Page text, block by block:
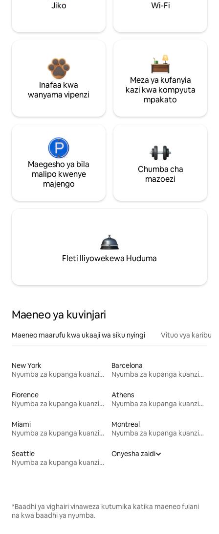
Jiko Wi-Fi
Inafaa kwa
wanyama vipenzi
Meza ya kufanyia
kazi kwa kompyuta
mpakato
Maegesho ya bila
malipo kwenye
majengo
Chumba cha
mazoezi
Fleti Iliyowekewa Huduma
Maeneo ya kuvinjari
Maeneo maarufu kwa ukaaji wa siku nyingi Vituo vya karibu
New York
Nyumba za kupanga kuanzia mwezi mmoja
Barcelona
Nyumba za kupanga kuanzia mwezi mmoja
Florence
Nyumba za kupanga kuanzia mwezi mmoja
Athens
Nyumba za kupanga kuanzia mwezi mmoja
Miami
Nyumba za kupanga kuanzia mwezi mmoja
Montreal
Nyumba za kupanga kuanzia mwezi mmoja
Seattle
Nyumba za kupanga kuanzia mwezi mmoja
Onyesha zaidi
*Baadhi ya vighairi vinaweza kutumika katika maeneo fulani
na kwa baadhi ya nyumba.